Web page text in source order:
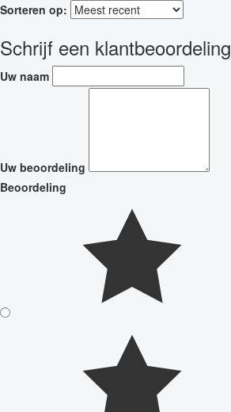
Sorteren op:
Schrijf een klantbeoordeling
Uw naam
Uw beoordeling
Beoordeling